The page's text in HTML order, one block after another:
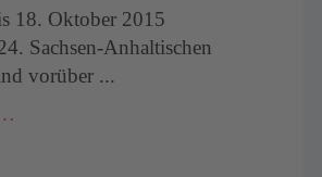
18. Oktober 2015
Sachsen-Anhaltischen
vorüber ...